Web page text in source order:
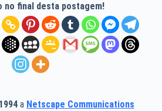
no final desta postagem!
a Netscape Communications